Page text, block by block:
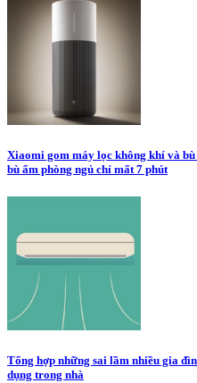
Xiaomi gom máy lọc không khí và
bù ẩm phòng ngủ chỉ mất 7 phút
Tổng hợp những sai lầm nhiều gia
dụng trong nhà